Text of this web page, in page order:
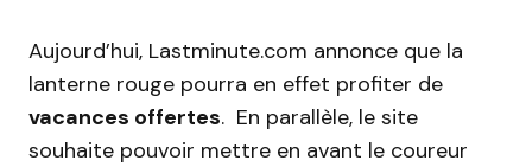
Aujourd’hui, Lastminute.com annonce que la
lanterne rouge pourra en effet profiter de
vacances offertes. En parallèle, le site
souhaite pouvoir mettre en avant le coureur